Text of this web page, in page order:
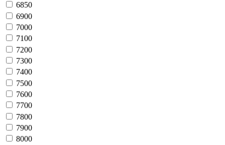
6850
6900
7000
7100
7200
7300
7400
7500
7600
7700
7800
7900
8000